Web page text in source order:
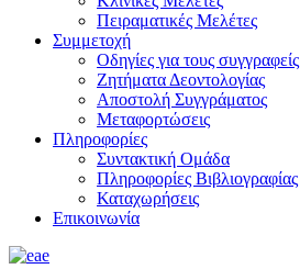
Πειραματικές Μελέτες
Συμμετοχή
Οδηγίες για τους συγγραφείς
Ζητήματα Δεοντολογίας
Αποστολή Συγγράματος
Μεταφορτώσεις
Πληροφορίες
Συντακτική Ομάδα
Πληροφορίες Βιβλιογραφίας
Καταχωρήσεις
Επικοινωνία